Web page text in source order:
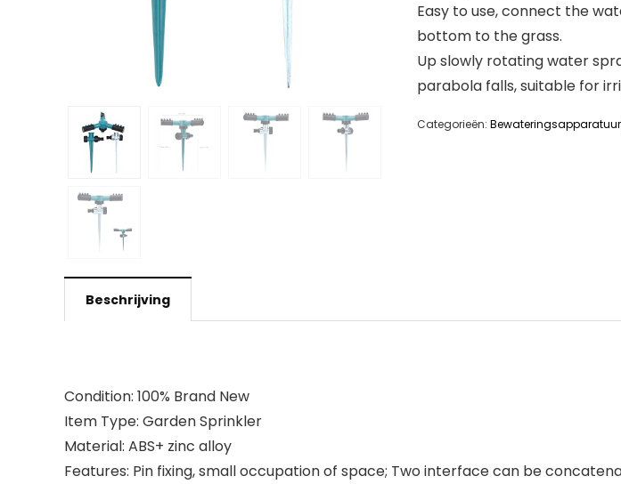
Easy to use, connect the
bottom to the grass.
Up slowly rotating water
parabola falls, suitable for
Categorieën: Bewateringsapparatuur
Beschrijving
Condition: 100% Brand New
Item Type: Garden Sprinkler
Material: ABS+ zinc alloy
Features: Pin fixing, small occupation of space; Two interface can be